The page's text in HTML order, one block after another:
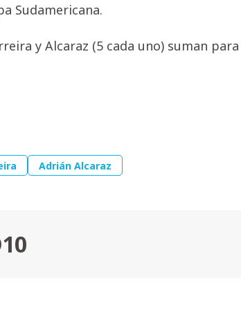
Sudamericana.
y Alcaraz (5 cada uno) suman
Adrián Alcaraz